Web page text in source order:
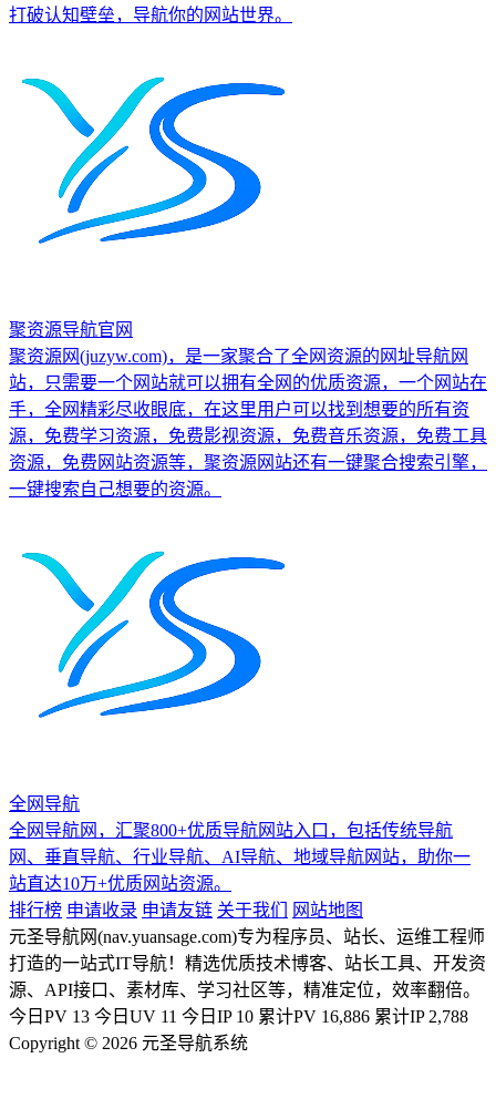
打破认知壁垒，导航你的网站世界。
聚资源导航官网
聚资源网(juzyw.com)，是一家聚合了全网资源的网址导航网
站，只需要一个网站就可以拥有全网的优质资源，一个网站在
手，全网精彩尽收眼底，在这里用户可以找到想要的所有资
源，免费学习资源，免费影视资源，免费音乐资源，免费工具
资源，免费网站资源等，聚资源网站还有一键聚合搜索引擎，
一键搜索自己想要的资源。
全网导航
全网导航网，汇聚800+优质导航网站入口，包括传统导航
网、垂直导航、行业导航、AI导航、地域导航网站，助你一
站直达10万+优质网站资源。
排行榜 申请收录 申请友链 关于我们
网站地图
元圣导航网(nav.yuansage.com)专为程序员、站长、运维工程师
打造的一站式IT导航！精选优质技术博客、站长工具、开发资
源、API接口、素材库、学习社区等，精准定位，效率翻倍。
今日PV 13 今日UV 11 今日IP 10 累计PV 16,886 累计IP 2,788
Copyright © 2026 元圣导航系统